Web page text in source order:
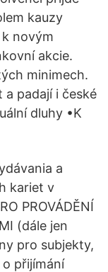
kauzy
novým
akcie.
minimech.
a padají i české
dluhy •K
a
kariet v
PROVÁDĚNÍ
(dále jen
pro subjekty,
přijímání